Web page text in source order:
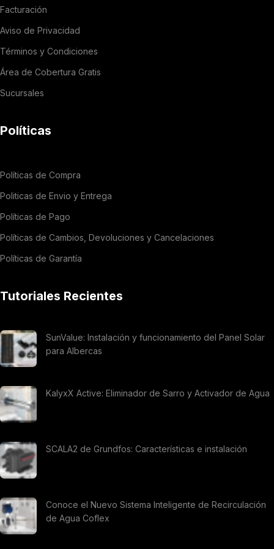
Facturación
Aviso de Privacidad
Términos y Condiciones
Área de Cobertura Gratis
Sucursales
Políticas
Políticas de Compra
Politicas de Envio y Entrega
Políticas de Pago
Políticas de Cambios, Devoluciones y Cancelaciones
Políticas de Garantía
Tutoriales Recientes
SunValue: Instalación y funcionamiento del Panel Solar
para Albercas
KalyxX Active: Eliminador de Sarro y Activador de Agua
SCALA2 de Grundfos: Características e instalación
Conoce el Nuevo Sistema Inteligente de Recirculación
de Agua Coflex